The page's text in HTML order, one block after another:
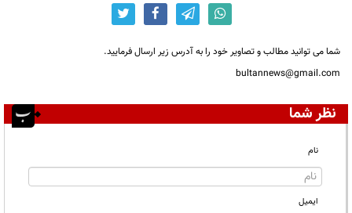
شما می توانید مطالب و تصاویر خود را به آدرس زیر ارسال فرمایید.
bultannews@gmail.com
نظر شما
نام
ایمیل